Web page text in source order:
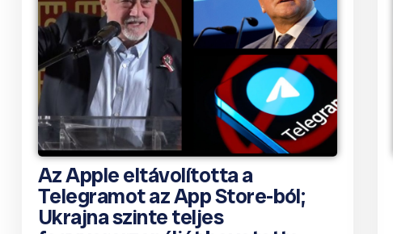
Az Apple eltávolította a
Telegramot az App Store-ból;
Ukrajna szinte teljes